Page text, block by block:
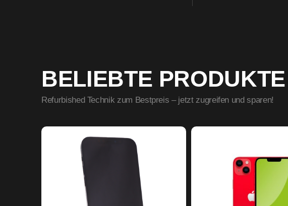
BELIEBTE PRODUKTE
Refurbished Technik zum Bestpreis – jetzt zugreifen und sparen!